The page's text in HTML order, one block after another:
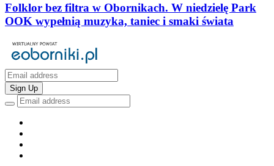
Folklor bez filtra w Obornikach. W niedzielę Park
OOK wypełnią muzyka, taniec i smaki świata
Sign Up